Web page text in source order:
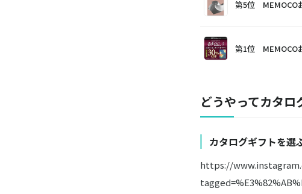
第5位 MEMOCO
第1位 MEMOCO
どうやってカタロ
カタログギフトを選
https://